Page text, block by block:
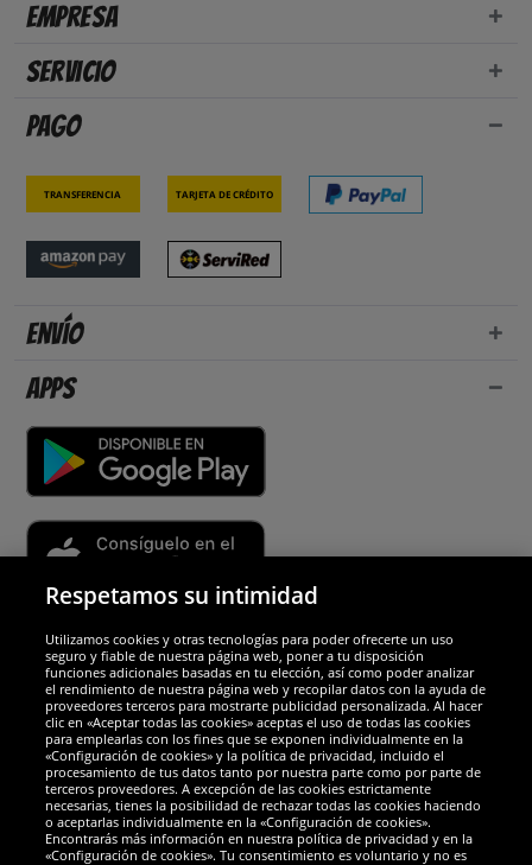
Empresa
Servicio
Pago
Transferencia Tarjeta de crédito
Envío
Apps
Socios y seguridad
Galardones
Respetamos su intimidad
Utilizamos cookies y otras tecnologías para poder ofrecerte un uso
seguro y fiable de nuestra página web, poner a tu disposición
funciones adicionales basadas en tu elección, así como poder analizar
el rendimiento de nuestra página web y recopilar datos con la ayuda de
proveedores terceros para mostrarte publicidad personalizada. Al hacer
clic en «Aceptar todas las cookies» aceptas el uso de todas las cookies
para emplearlas con los fines que se exponen individualmente en la
«Configuración de cookies» y la política de privacidad, incluido el
procesamiento de tus datos tanto por nuestra parte como por parte de
terceros proveedores. A excepción de las cookies estrictamente
necesarias, tienes la posibilidad de rechazar todas las cookies haciendo
o aceptarlas individualmente en la «Configuración de cookies».
Encontrarás más información en nuestra política de privacidad y en la
«Configuración de cookies». Tu consentimiento es voluntario y no es